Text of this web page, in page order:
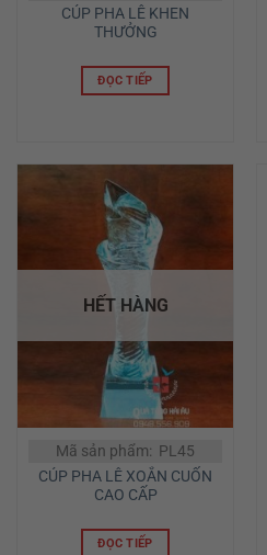
CÚP PHA LÊ KHEN
THƯỞNG
ĐỌC TIẾP
HẾT HÀNG
Mã sản phẩm: PL45
CÚP PHA LÊ XOẮN CUỐN
CAO CẤP
ĐỌC TIẾP